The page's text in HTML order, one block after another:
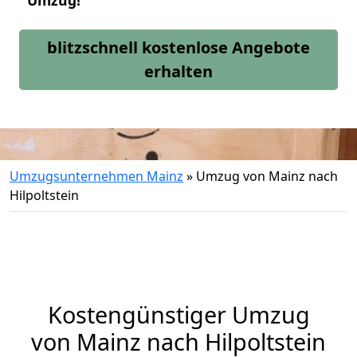
blitzschnell kostenlose Angebote
erhalten
Umzugsunternehmen Mainz » Umzug von Mainz nach
Hilpoltstein
Kostengünstiger Umzug
von Mainz nach Hilpoltstein